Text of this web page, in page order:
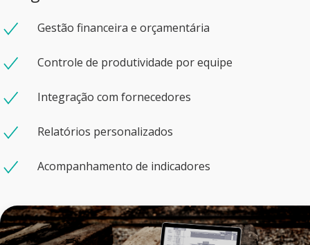
Gestão financeira e orçamentária
Controle de produtividade por equipe
Integração com fornecedores
Relatórios personalizados
Acompanhamento de indicadores